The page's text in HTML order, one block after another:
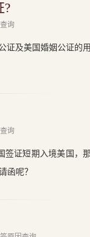
?
询
证及美国婚姻公证的用
询
签证短期入境美国，那
函呢？